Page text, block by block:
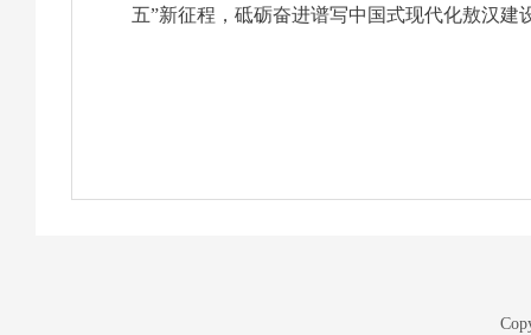
五”新征程，砥砺奋进谱写中国式现代化敖汉建